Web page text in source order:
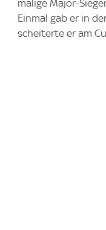
malige Major-
Einmal gab er in
scheiterte er am